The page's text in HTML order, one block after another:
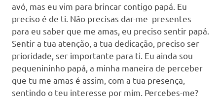
avó, mas eu vim para brincar contigo papá. Eu
preciso é de ti. Não precisas dar-me presentes
para eu saber que me amas, eu preciso sentir papá.
Sentir a tua atenção, a tua dedicação, preciso ser
prioridade, ser importante para ti. Eu ainda sou
pequenininho papá, a minha maneira de perceber
que tu me amas é assim, com a tua presença,
sentindo o teu interesse por mim. Percebes-me?